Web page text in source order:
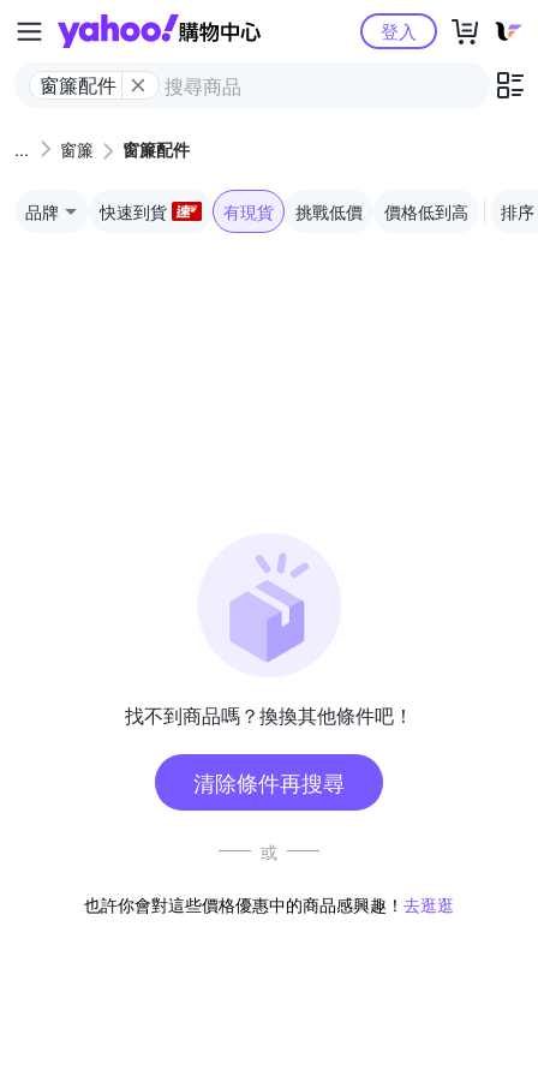
Yahoo購物中心
窗簾配件
登入
窗簾 窗簾配件
品牌 快速到貨 有現貨 挑戰低價 價格低到高 排序
找不到商品嗎？換換其他條件吧！
清除條件再搜尋
或
也許你會對這些價格優惠中的商品感興趣！ 去逛逛